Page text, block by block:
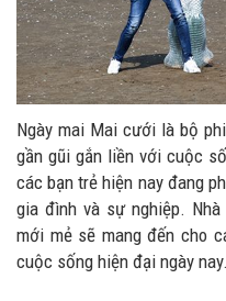
Ngày mai Mai cưới là bộ
gần gũi gắn liền với cuộc
các bạn trẻ hiện nay đang
gia đình và sự nghiệp.
mới mẻ sẽ mang đến cho
cuộc sống hiện đại ngày nay.